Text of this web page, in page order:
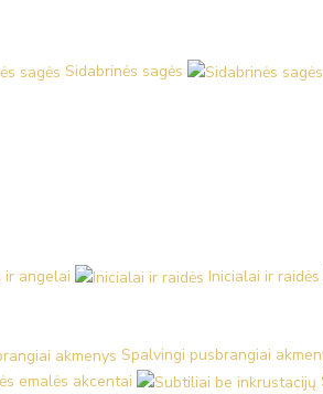
Sidabrinės sagės
ir angelai Inicialai ir raidės
Spalvingi pusbrangiai
emalės akcentai